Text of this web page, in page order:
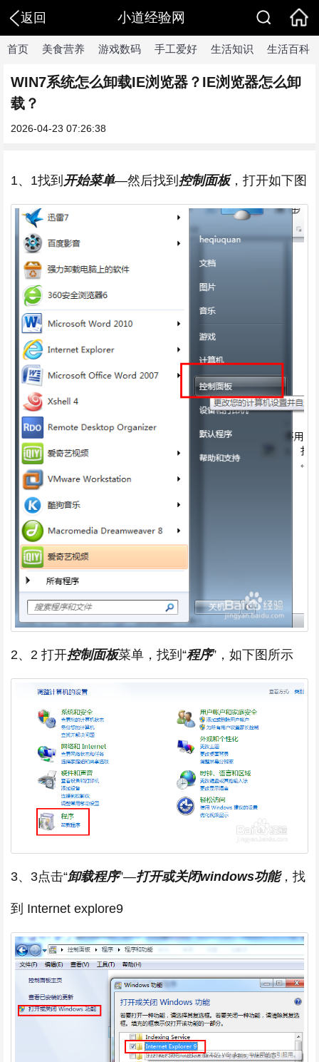
返回 小道经验网
首页 美食营养 游戏数码 手工爱好 生活知识 生活百科
WIN7系统怎么卸载IE浏览器？IE浏览器怎么卸
载？
2026-04-23 07:26:38
1、1找到 开始菜单—然后找到 控制面板，打开如下图
2、2 打开控制面板菜单，找到“程序”，如下图所示
3、3点击“卸载程序”—打开或关闭windows功能，找
到 Internet explore9